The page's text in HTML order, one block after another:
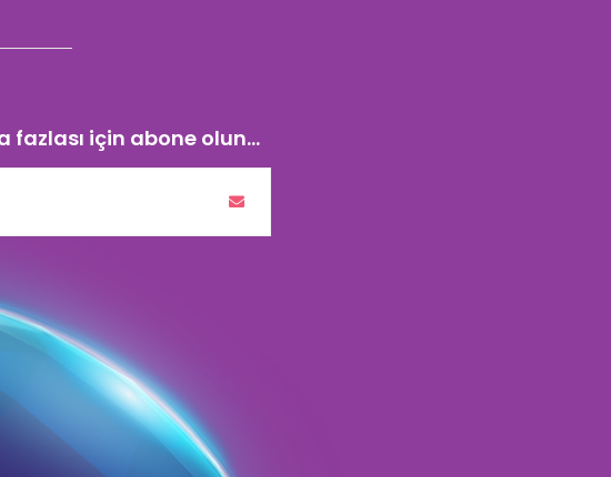
için abone olun...